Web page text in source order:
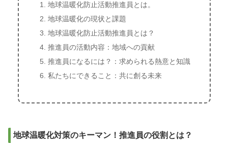
地球温暖化防止活動推進員とは。
地球温暖化の現状と課題
地球温暖化防止活動推進員とは？
推進員の活動内容：地域への貢献
推進員になるには？：求められる熱意と知識
私たちにできること：共に創る未来
地球温暖化対策のキーマン！推進員の役割とは？